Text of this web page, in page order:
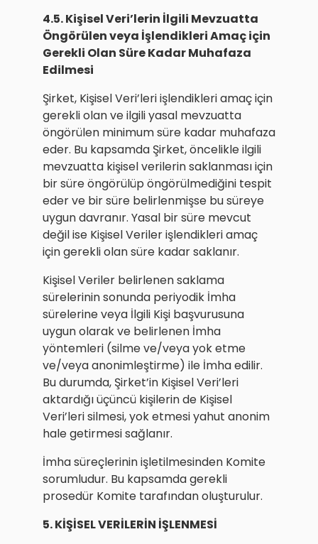
4.5. Kişisel Veri’lerin İlgili Mevzuatta
Öngörülen veya İşlendikleri Amaç için
Gerekli Olan Süre Kadar Muhafaza
Edilmesi
Şirket, Kişisel Veri’leri işlendikleri amaç için
gerekli olan ve ilgili yasal mevzuatta
öngörülen minimum süre kadar muhafaza
eder. Bu kapsamda Şirket, öncelikle ilgili
mevzuatta kişisel verilerin saklanması için
bir süre öngörülüp öngörülmediğini tespit
eder ve bir süre belirlenmişse bu süreye
uygun davranır. Yasal bir süre mevcut
değil ise Kişisel Veriler işlendikleri amaç
için gerekli olan süre kadar saklanır.
Kişisel Veriler belirlenen saklama
sürelerinin sonunda periyodik İmha
sürelerine veya İlgili Kişi başvurusuna
uygun olarak ve belirlenen İmha
yöntemleri (silme ve/veya yok etme
ve/veya anonimleştirme) ile İmha edilir.
Bu durumda, Şirket’in Kişisel Veri’leri
aktardığı üçüncü kişilerin de Kişisel
Veri’leri silmesi, yok etmesi yahut anonim
hale getirmesi sağlanır.
İmha süreçlerinin işletilmesinden Komite
sorumludur. Bu kapsamda gerekli
prosedür Komite tarafından oluşturulur.
5. KİŞİSEL VERİLERİN İŞLENMESİ